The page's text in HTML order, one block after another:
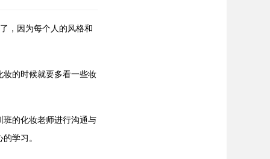
，因为每个人的风格和
的时候就要多看一些妆
的化妆老师进行沟通与
学习。